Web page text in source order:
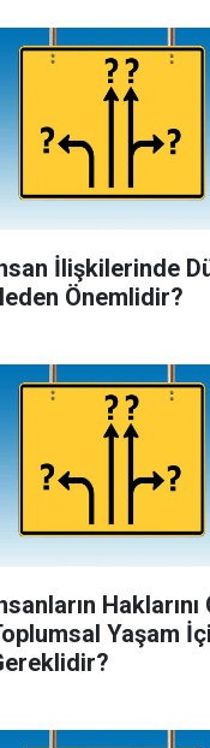
İlişkilerinde
Önemlidir?
Yaşam